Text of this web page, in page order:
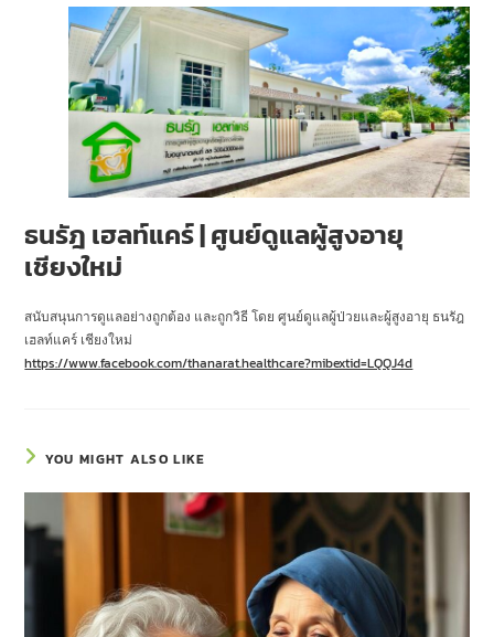
ธนรัฎ เฮลท์แคร์ | ศูนย์ดูแลผู้สูงอายุ
เชียงใหม่
สนับสนุนการดูแลอย่างถูกต้อง และถูกวิธี โดย ศูนย์ดูแลผู้ป่วยและผู้สูงอายุ ธนรัฎ
เฮลท์แคร์ เชียงใหม่
https://www.facebook.com/thanarat.healthcare?mibextid=LQQJ4d
YOU MIGHT ALSO LIKE